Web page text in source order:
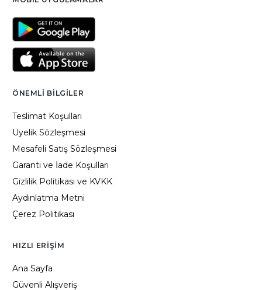
ÖNEMLI BILGILER
Teslimat Koşulları
Üyelik Sözleşmesi
Mesafeli Satış Sözleşmesi
Garanti ve İade Koşulları
Gizlilik Politikası ve KVKK
Aydınlatma Metni
Çerez Politikası
HIZLI ERIŞIM
Ana Sayfa
Güvenli Alışveriş